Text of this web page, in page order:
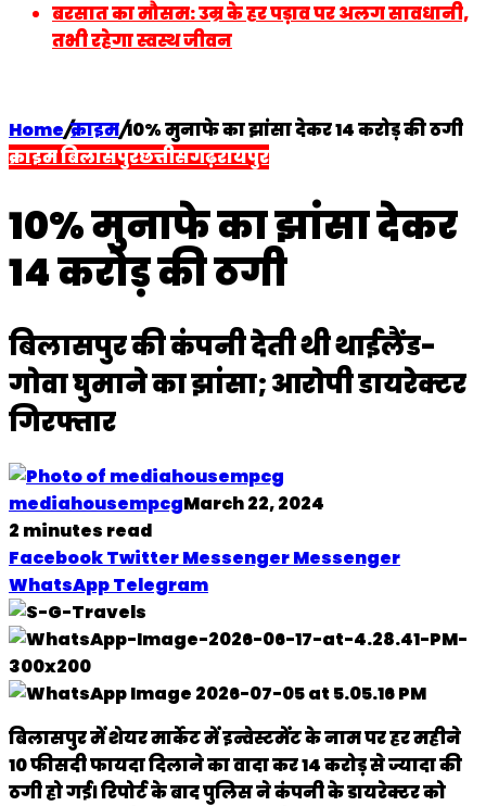
बरसात का मौसम: उम्र के हर पड़ाव पर अलग सावधानी,
तभी रहेगा स्वस्थ जीवन
Home/क्राइम/10% मुनाफे का झांसा देकर 14 करोड़ की ठगी
क्राइमबिलासपुरछत्तीसगढ़रायपुर
10% मुनाफे का झांसा देकर
14 करोड़ की ठगी
बिलासपुर की कंपनी देती थी थाईलैंड-
गोवा घुमाने का झांसा; आरोपी डायरेक्टर
गिरफ्तार
mediahousempcgMarch 22, 2024
2 minutes read
FacebookTwitterMessengerMessenger
WhatsAppTelegram
बिलासपुर में शेयर मार्केट में इन्वेस्टमेंट के नाम पर हर महीने
10 फीसदी फायदा दिलाने का वादा कर 14 करोड़ से ज्यादा की
ठगी हो गई। रिपोर्ट के बाद पुलिस ने कंपनी के डायरेक्टर को